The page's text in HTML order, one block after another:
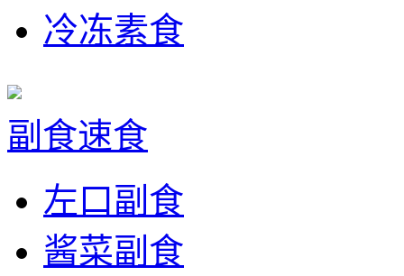
冷冻素食
副食速食
左口副食
酱菜副食